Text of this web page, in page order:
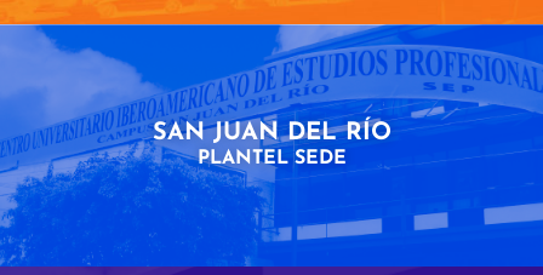
SAN JUAN DEL RÍO
PLANTEL SEDE